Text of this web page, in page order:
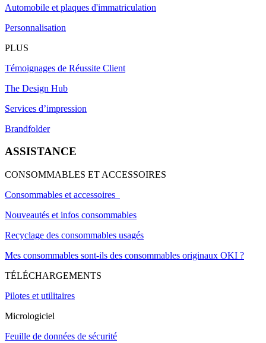
Automobile et plaques d'immatriculation
Personnalisation
PLUS
Témoignages de Réussite Client
The Design Hub
Services d’impression
Brandfolder
ASSISTANCE
CONSOMMABLES ET ACCESSOIRES
Consommables et accessoires
Nouveautés et infos consommables
Recyclage des consommables usagés
Mes consommables sont-ils des consommables originaux OKI ?
TÉLÉCHARGEMENTS
Pilotes et utilitaires
Micrologiciel
Feuille de données de sécurité